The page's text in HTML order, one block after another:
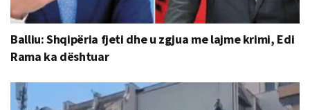
Balliu: Shqipëria fjeti dhe u zgjua me lajme krimi, Edi
Rama ka dështuar